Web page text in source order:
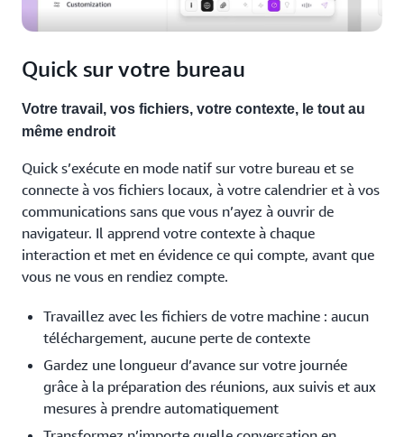
Quick sur votre bureau
Votre travail, vos fichiers, votre contexte, le tout au
même endroit
Quick s’exécute en mode natif sur votre bureau et se
connecte à vos fichiers locaux, à votre calendrier et à vos
communications sans que vous n’ayez à ouvrir de
navigateur. Il apprend votre contexte à chaque
interaction et met en évidence ce qui compte, avant que
vous ne vous en rendiez compte.
Travaillez avec les fichiers de votre machine : aucun
téléchargement, aucune perte de contexte
Gardez une longueur d’avance sur votre journée
grâce à la préparation des réunions, aux suivis et aux
mesures à prendre automatiquement